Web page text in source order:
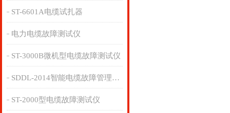
ST-6601A电缆试扎器
电力电缆故障测试仪
ST-3000B微机型电缆故障测试仪
SDDL-2014智能电缆故障管理系统
ST-2000型电缆故障测试仪